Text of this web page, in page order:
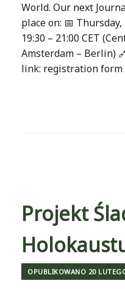
World. Our next
place on: 📅
19:30 – 21:00 CET
Amsterdam – Berlin)
link: registration
Projekt
OPUBLIKOWANO 20